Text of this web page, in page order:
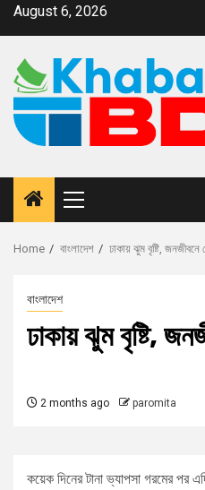
August 6, 2026
Home বাংলাদেশ ঢাকায় ঝুম বৃষ্টি, জনজীবনে
বাংলাদেশ
ঢাকায় ঝুম বৃষ্টি,
2 months ago paromita
কয়েক দিনের টানা ভ্যাপসা গরমের পর